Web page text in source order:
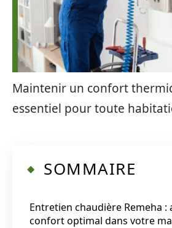
Maintenir un confort
essentiel pour toute
SOMMAIRE
Entretien chaudière Remeha :
confort optimal dans votre